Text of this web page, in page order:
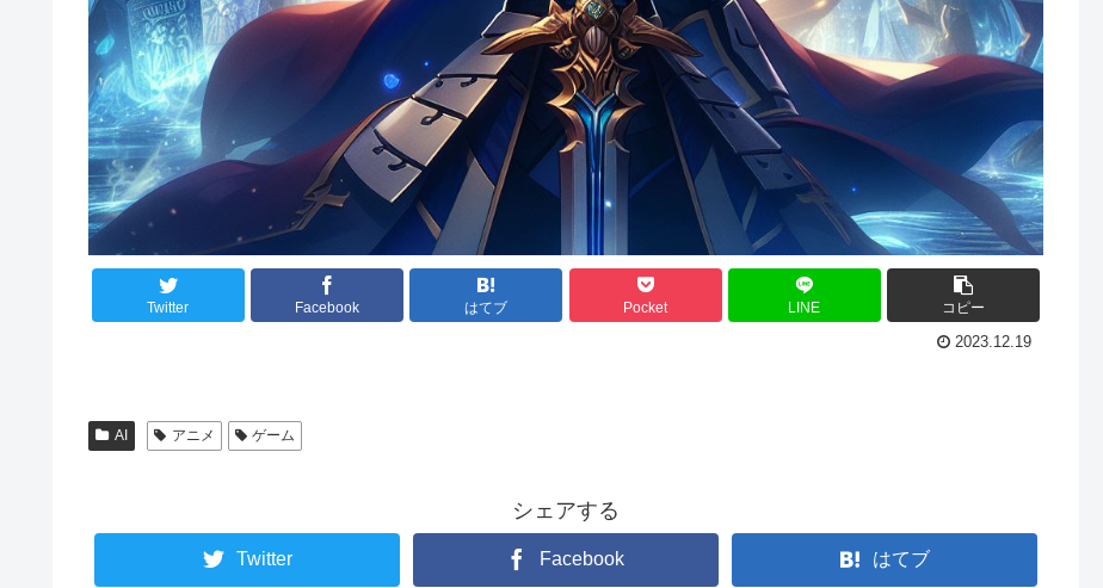
Twitter Facebook はてブ Pocket LINE コピー
2023.12.19
AI アニメ ゲーム
シェアする
Twitter Facebook はてブ